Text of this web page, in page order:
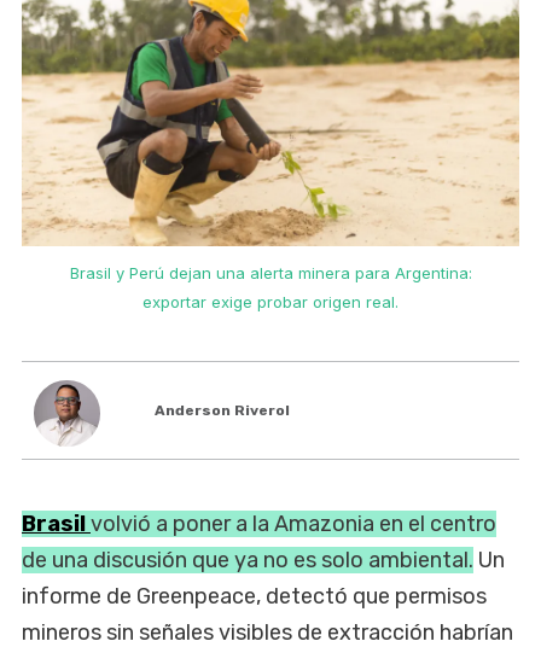
Brasil y Perú dejan una alerta minera para Argentina:
exportar exige probar origen real.
Anderson Riverol
Brasilvolvió a poner a la Amazonia en el centro
de una discusión que ya no es solo ambiental. Un
informe de Greenpeace, detectó que permisos
mineros sin señales visibles de extracción habrían